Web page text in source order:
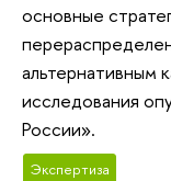
основные
альтернативным
исследования
России».
Экспертиза